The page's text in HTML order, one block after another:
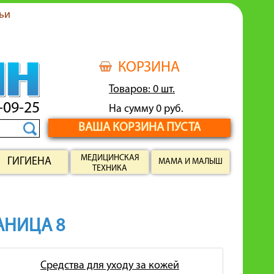
КОРЗИНА
Товаров: 0 шт.
На сумму 0 руб.
ВАША КОРЗИНА ПУСТА
25
ГИГИЕНА
МЕДИЦИНСКАЯ
ТЕХНИКА
МАМА И МАЛЫШ
8
Средства для уходу за кожей